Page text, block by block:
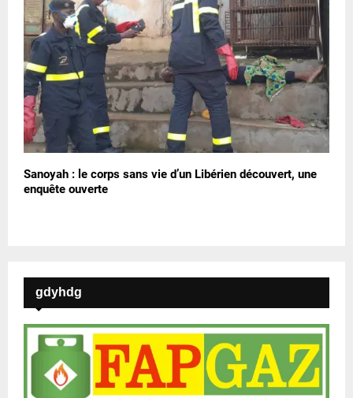
Sanoyah : le corps sans vie d’un Libérien découvert, une
enquête ouverte
gdyhdg